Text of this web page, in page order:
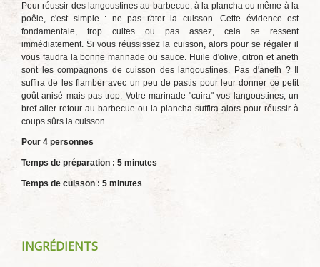
Pour réussir des langoustines au barbecue, à la plancha ou même à la
poêle, c'est simple : ne pas rater la cuisson. Cette évidence est
fondamentale, trop cuites ou pas assez, cela se ressent
immédiatement. Si vous réussissez la cuisson, alors pour se régaler il
vous faudra la bonne marinade ou sauce. Huile d'olive, citron et aneth
sont les compagnons de cuisson des langoustines. Pas d'aneth ? Il
suffira de les flamber avec un peu de pastis pour leur donner ce petit
goût anisé mais pas trop. Votre marinade "cuira" vos langoustines, un
bref aller-retour au barbecue ou la plancha suffira alors pour réussir à
coups sûrs la cuisson.
Pour 4 personnes
Temps de préparation : 5 minutes
Temps de cuisson : 5 minutes
INGRÉDIENTS